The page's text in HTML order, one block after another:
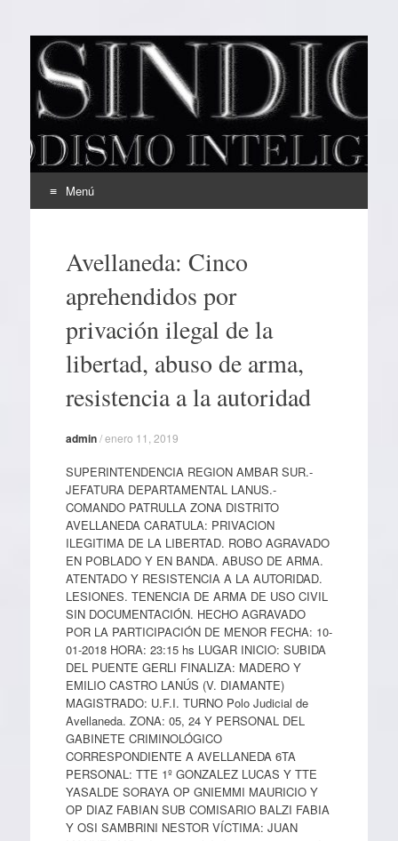
EL SINDICAL
Periodismo Inteligente
Menú
contenidoAvellaneda: Cinco
aprehendidos por
privación ilegal de la
libertad, abuso de arma,
resistencia a la autoridad
admin/enero 11, 2019
SUPERINTENDENCIA REGION AMBAR SUR.-
JEFATURA DEPARTAMENTAL LANUS.-
COMANDO PATRULLA ZONA DISTRITO
AVELLANEDA CARATULA: PRIVACION
ILEGITIMA DE LA LIBERTAD. ROBO AGRAVADO
EN POBLADO Y EN BANDA. ABUSO DE ARMA.
ATENTADO Y RESISTENCIA A LA AUTORIDAD.
LESIONES. TENENCIA DE ARMA DE USO CIVIL
SIN DOCUMENTACIÓN. HECHO AGRAVADO
POR LA PARTICIPACIÓN DE MENOR FECHA: 10-
01-2018 HORA: 23:15 hs LUGAR INICIO: SUBIDA
DEL PUENTE GERLI FINALIZA: MADERO Y
EMILIO CASTRO LANÚS (V. DIAMANTE)
MAGISTRADO: U.F.I. TURNO Polo Judicial de
Avellaneda. ZONA: 05, 24 Y PERSONAL DEL
GABINETE CRIMINOLÓGICO
CORRESPONDIENTE A AVELLANEDA 6TA
PERSONAL: TTE 1º GONZALEZ LUCAS Y TTE
YASALDE SORAYA OP GNIEMMI MAURICIO Y
OP DIAZ FABIAN SUB COMISARIO BALZI FABIA
Y OSI SAMBRINI NESTOR VÍCTIMA: JUAN